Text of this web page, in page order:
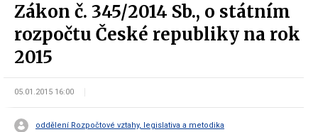
Zákon č. 345/2014 Sb., o státním
rozpočtu České republiky na rok
2015
05.01.2015 16:00
oddělení Rozpočtové vztahy, legislativa a metodika